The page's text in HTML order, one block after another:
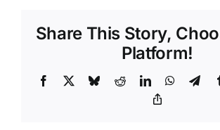
AMD
Share This Story,
Platform!
Facebook BlueskyRedditLinkedIn